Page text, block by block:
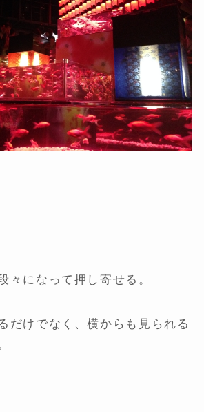
々になって押し寄せる。
だけでなく、横からも見られる